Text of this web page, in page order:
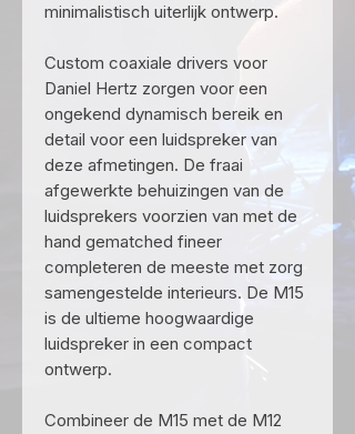
minimalistisch uiterlijk ontwerp.
Custom coaxiale drivers voor
Daniel Hertz zorgen voor een
ongekend dynamisch bereik en
detail voor een luidspreker van
deze afmetingen. De fraai
afgewerkte behuizingen van de
luidsprekers voorzien van met de
hand gematched fineer
completeren de meeste met zorg
samengestelde interieurs. De M15
is de ultieme hoogwaardige
luidspreker in een compact
ontwerp.
Combineer de M15 met de M12